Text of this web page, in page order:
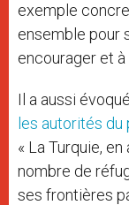
exemple
ensemble pour
encourager et à
Il a aussi
les autorités du
« La Turquie,
nombre de
ses frontières